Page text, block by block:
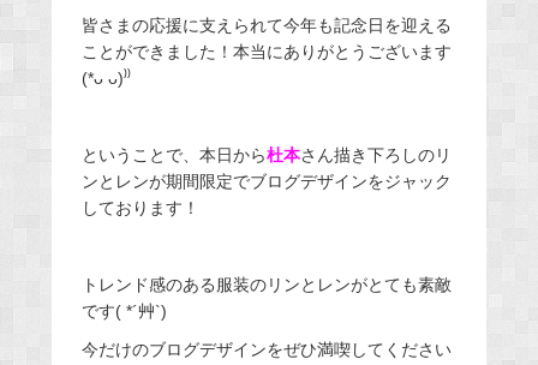
o
k
皆さまの応援に支えられて今年も記念日を迎える
ことができました！本当にありがとうございます
(*ᴗ ᴗ)⁾⁾
ということで、本日から杜本さん描き下ろしのリ
ンとレンが期間限定でブログデザインをジャック
しております！
トレンド感のある服装のリンとレンがとても素敵
です( *´艸`)
今だけのブログデザインをぜひ満喫してください